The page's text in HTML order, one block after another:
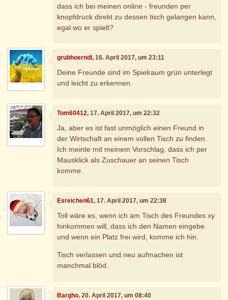
dass ich bei meinen online - freunden per
knopfdruck direkt zu dessen tisch gelangen kann,
egal wo er spielt?
grubhoerndl, 16. April 2017, um 23:11
Deine Freunde sind im Spielraum grün unterlegt
und leicht zu erkennen.
Tom60412, 17. April 2017, um 22:32
Ja, aber es ist fast unmöglich einen Freund in
der Wirtschaft an einem vollen Tisch zu finden.
Ich meinte mit meinem Vorschlag, dass ich per
Mausklick als Zuschauer an seinen Tisch
komme.
Esreichen61, 17. April 2017, um 22:38
Toll wäre es, wenn ich am Tisch des Freundes xy
hinkommen will, dass ich den Namen eingebe
und wenn ein Platz frei wird, komme ich hin.
Tisch verlassen und neu aufmachen ist
manchmal blöd.
Bargho, 20. April 2017, um 08:40